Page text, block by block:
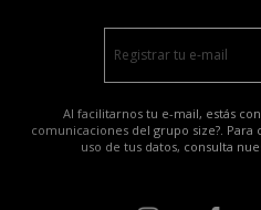
Al facilitarnos tu e-mail, estás
comunicaciones del grupo size?.
uso de tus datos, consulta